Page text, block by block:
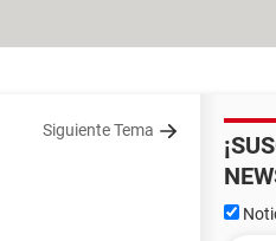
Siguiente Tema